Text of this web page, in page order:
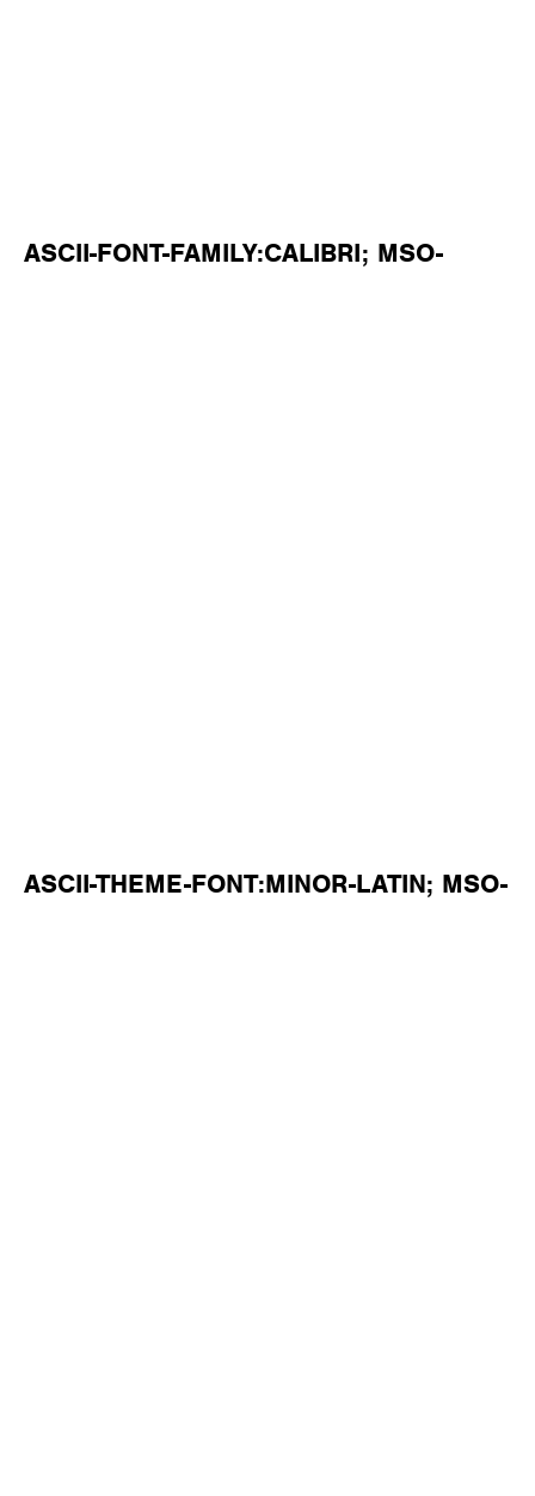
ASCII-FONT-FAMILY:CALIBRI; MSO-
ASCII-THEME-FONT:MINOR-LATIN; MSO-